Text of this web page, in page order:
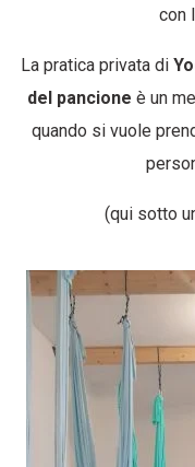
con
La pratica privata di
del pancione è un
quando si vuole
(qui sotto